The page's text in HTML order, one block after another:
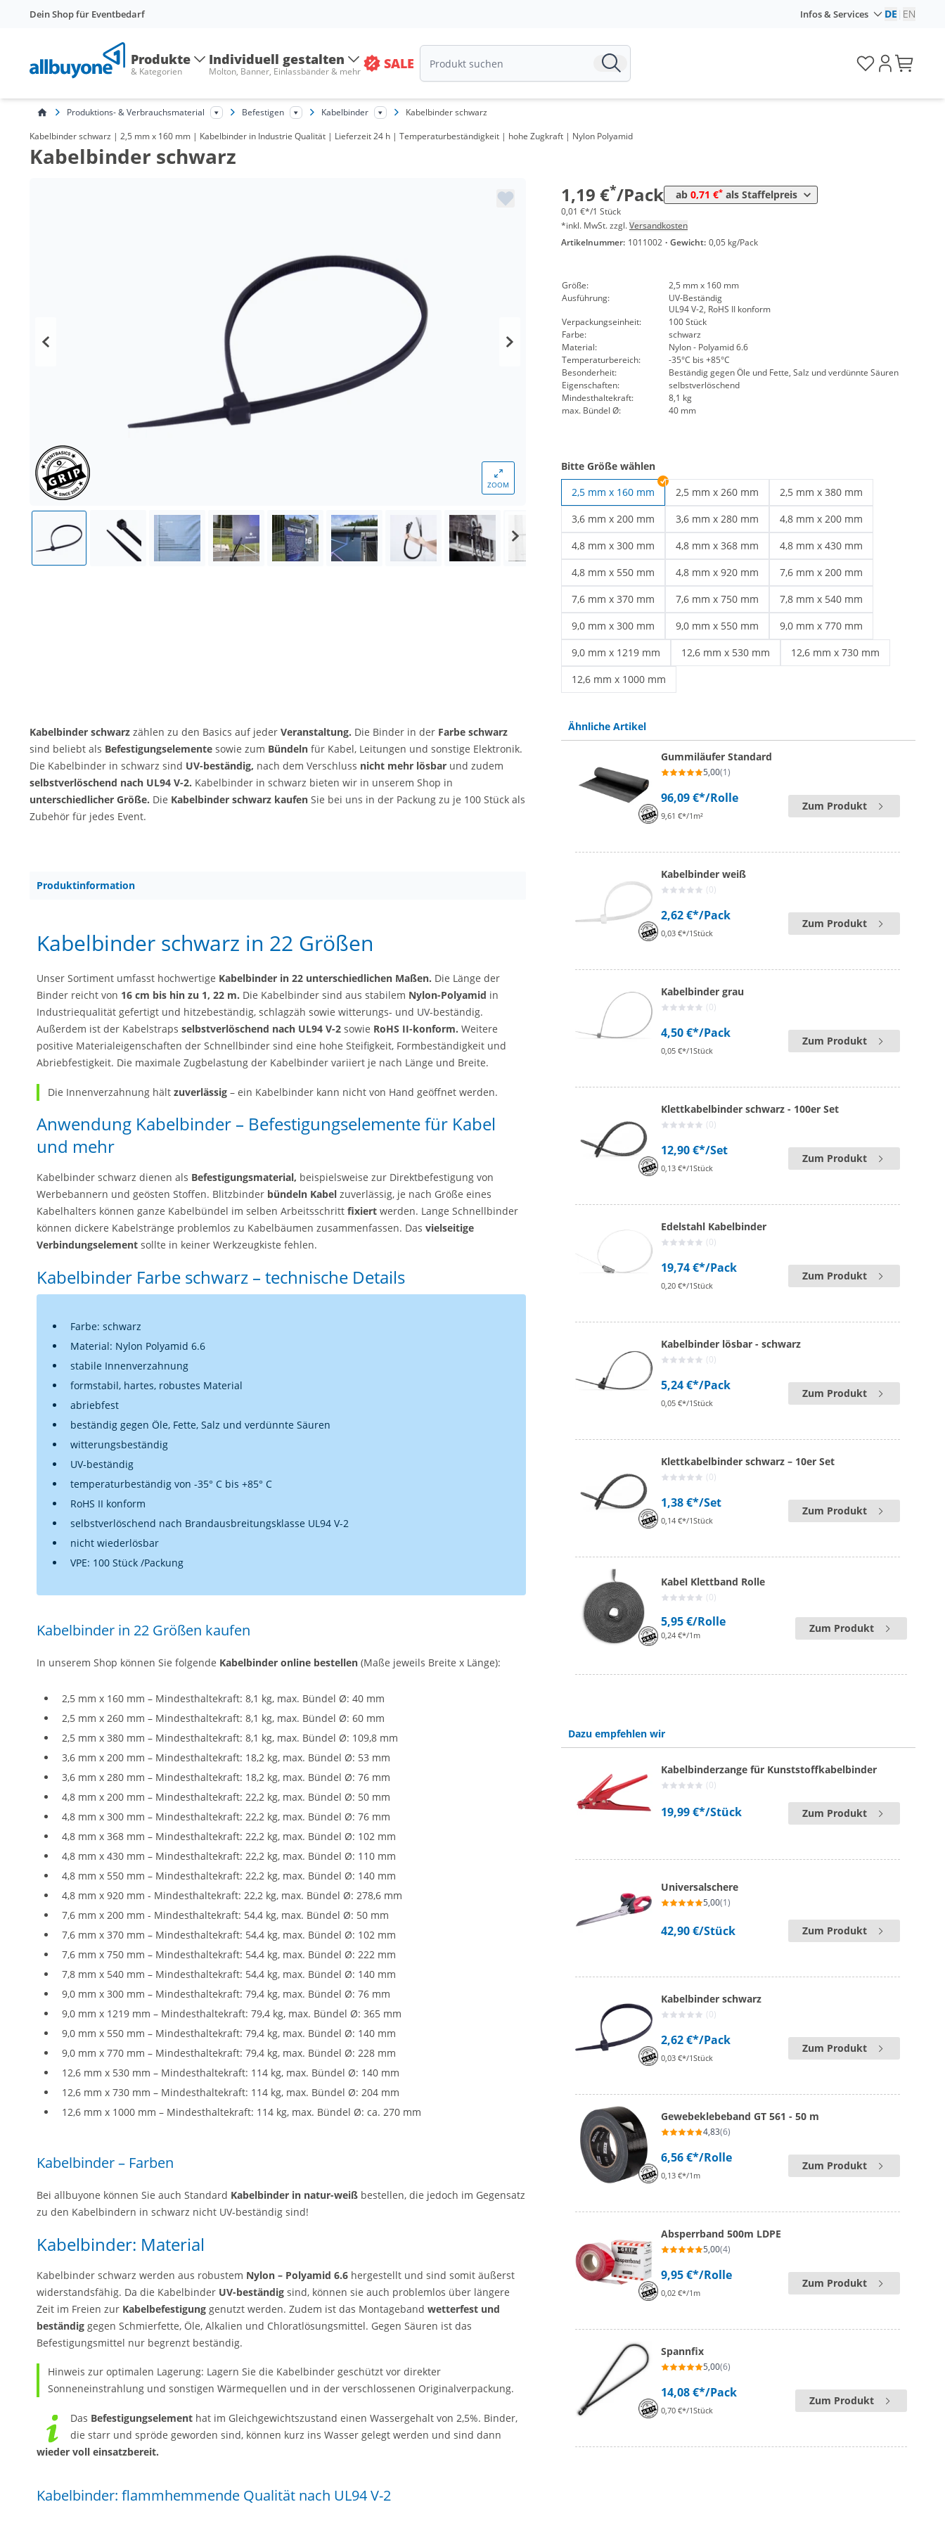
Dein Shop für Eventbedarf Infos & Services DE EN
Produkte
& Kategorien
Individuell gestalten
Molton, Banner, Einlassbänder & mehr SALE
Produktions- & Verbrauchsmaterial Befestigen Kabelbinder Kabelbinder schwarz
Kabelbinder schwarz | 2,5 mm x 160 mm | Kabelbinder in Industrie Qualität | Lieferzeit 24 h | Temperaturbeständigkeit | hohe Zugkraft | Nylon Polyamid
Kabelbinder schwarz
ZOOM
1,19 €*/Pack ab 0,71 €* als Staffelpreis
Menge
ab 10 Pack 1,07 €* 0,01 €*/1Stück
ab 200 Pack 0,71 € 0,01 €*/1Stück
0,01 €*/1 Stück
*inkl. MwSt. zzgl.Versandkosten
Artikelnummer: 1011002 · Gewicht: 0,05 kg/Pack
Größe:
2,5 mm x 160 mm
Ausführung:
UV-Beständig
UL94 V-2, RoHS II konform
Verpackungseinheit:
100 Stück
Farbe:
schwarz
Material:
Nylon - Polyamid 6.6
Temperaturbereich:
-35°C bis +85°C
Besonderheit:
Beständig gegen Öle und Fette, Salz und verdünnte Säuren
Eigenschaften:
selbstverlöschend
Mindesthaltekraft:
8,1 kg
max. Bündel Ø:
40 mm
Bitte Größe wählen
2,5 mm x 160 mm
2,5 mm x 260 mm
Kabelbinder schwarz | 2,5 mm x 260 mm
2,5 mm x 380 mm
Kabelbinder schwarz | 2,5 mm x
3,6 mm x 200 mm
Kabelbinder schwarz | 3,6 mm x 200 mm
3,6 mm x 280 mm
Kabelbinder schwarz | 3,6 mm x 280 mm
4,8 mm x 200 mm
Kabelbinder 4,8 | 4,8 mm x 200
4,8 mm x 300 mm
UV beständige Kabelbinder | 4,8 mm x 300 mm
4,8 mm x 368 mm
Wetterfeste Kabelbinder | 4,8 mm x 368 mm
4,8 mm x 430 mm
Kabelbinder schwarz | 4,8 mm x
4,8 mm x 550 mm
Kabelbinder schwarz | 4,8 mm x 550 mm
4,8 mm x 920 mm
Kabelbinder schwarz | 4,8 mm x 920 mm
7,6 mm x 200 mm
Kabelbinder schwarz | 7,6 mm x
7,6 mm x 370 mm
Schwarze Kabelbinder | 7,6 mm x 370 mm
7,6 mm x 750 mm
Kabelbinder schwarz | 7,6 mm x 750 mm
7,8 mm x 540 mm
Kabelbinder über 50 cm | 7,8 mm
9,0 mm x 300 mm
Kabelbinder schwarz | 9,0 mm x 300 mm
9,0 mm x 550 mm
Kabelbinder schwarz | 9,0 mm x 550 mm
9,0 mm x 770 mm
Kabelbinder schwarz | 9,0 mm x
9,0 mm x 1219 mm
Kabelbinder schwarz | 9,0 mm x 1219 mm
12,6 mm x 530 mm
12,6 mm x 730 mm
12,6 mm x 1000 mm
Kabelbinder schwarz zählen zu den Basics auf jeder Veranstaltung. Die Binder in der Farbe schwarz
sind beliebt als Befestigungselemente sowie zum Bündeln für Kabel, Leitungen und sonstige Elektronik.
Die Kabelbinder in schwarz sind UV-beständig, nach dem Verschluss nicht mehr lösbar und zudem
selbstverlöschend nach UL94 V-2. Kabelbinder in schwarz bieten wir in unserem Shop in
unterschiedlicher Größe. Die Kabelbinder schwarz kaufen Sie bei uns in der Packung zu je 100 Stück als
Zubehör für jedes Event.
Produktinformation
Kabelbinder schwarz in 22 Größen
Unser Sortiment umfasst hochwertige Kabelbinder in 22 unterschiedlichen Maßen. Die Länge der
Binder reicht von 16 cm bis hin zu 1, 22 m. Die Kabelbinder sind aus stabilem Nylon-Polyamid in
Industriequalität gefertigt und hitzebeständig, schlagzäh sowie witterungs- und UV-beständig.
Außerdem ist der Kabelstraps selbstverlöschend nach UL94 V-2 sowie RoHS II-konform. Weitere
positive Materialeigenschaften der Schnellbinder sind eine hohe Steifigkeit, Formbeständigkeit und
Abriebfestigkeit. Die maximale Zugbelastung der Kabelbinder variiert je nach Länge und Breite.
Die Innenverzahnung hält zuverlässig – ein Kabelbinder kann nicht von Hand geöffnet werden.
Anwendung Kabelbinder – Befestigungselemente für Kabel
und mehr
Kabelbinder schwarz dienen als Befestigungsmaterial, beispielsweise zur Direktbefestigung von
Werbebannern und geösten Stoffen. Blitzbinder bündeln Kabel zuverlässig, je nach Größe eines
Kabelhalters können ganze Kabelbündel im selben Arbeitsschritt fixiert werden. Lange Schnellbinder
können dickere Kabelstränge problemlos zu Kabelbäumen zusammenfassen. Das vielseitige
Verbindungselement sollte in keiner Werkzeugkiste fehlen.
Kabelbinder Farbe schwarz – technische Details
Farbe: schwarz
Material: Nylon Polyamid 6.6
stabile Innenverzahnung
formstabil, hartes, robustes Material
abriebfest
beständig gegen Öle, Fette, Salz und verdünnte Säuren
witterungsbeständig
UV-beständig
temperaturbeständig von -35° C bis +85° C
RoHS II konform
selbstverlöschend nach Brandausbreitungsklasse UL94 V-2
nicht wiederlösbar
VPE: 100 Stück /Packung
Kabelbinder in 22 Größen kaufen
In unserem Shop können Sie folgende Kabelbinder online bestellen (Maße jeweils Breite x Länge):
2,5 mm x 160 mm – Mindesthaltekraft: 8,1 kg, max. Bündel Ø: 40 mm
2,5 mm x 260 mm – Mindesthaltekraft: 8,1 kg, max. Bündel Ø: 60 mm
2,5 mm x 380 mm – Mindesthaltekraft: 8,1 kg, max. Bündel Ø: 109,8 mm
3,6 mm x 200 mm – Mindesthaltekraft: 18,2 kg, max. Bündel Ø: 53 mm
3,6 mm x 280 mm – Mindesthaltekraft: 18,2 kg, max. Bündel Ø: 76 mm
4,8 mm x 200 mm – Mindesthaltekraft: 22,2 kg, max. Bündel Ø: 50 mm
4,8 mm x 300 mm – Mindesthaltekraft: 22,2 kg, max. Bündel Ø: 76 mm
4,8 mm x 368 mm – Mindesthaltekraft: 22,2 kg, max. Bündel Ø: 102 mm
4,8 mm x 430 mm – Mindesthaltekraft: 22,2 kg, max. Bündel Ø: 110 mm
4,8 mm x 550 mm – Mindesthaltekraft: 22,2 kg, max. Bündel Ø: 140 mm
4,8 mm x 920 mm - Mindesthaltekraft: 22,2 kg, max. Bündel Ø: 278,6 mm
7,6 mm x 200 mm - Mindesthaltekraft: 54,4 kg, max. Bündel Ø: 50 mm
7,6 mm x 370 mm – Mindesthaltekraft: 54,4 kg, max. Bündel Ø: 102 mm
7,6 mm x 750 mm – Mindesthaltekraft: 54,4 kg, max. Bündel Ø: 222 mm
7,8 mm x 540 mm – Mindesthaltekraft: 54,4 kg, max. Bündel Ø: 140 mm
9,0 mm x 300 mm – Mindesthaltekraft: 79,4 kg, max. Bündel Ø: 76 mm
9,0 mm x 1219 mm – Mindesthaltekraft: 79,4 kg, max. Bündel Ø: 365 mm
9,0 mm x 550 mm – Mindesthaltekraft: 79,4 kg, max. Bündel Ø: 140 mm
9,0 mm x 770 mm – Mindesthaltekraft: 79,4 kg, max. Bündel Ø: 228 mm
12,6 mm x 530 mm – Mindesthaltekraft: 114 kg, max. Bündel Ø: 140 mm
12,6 mm x 730 mm – Mindesthaltekraft: 114 kg, max. Bündel Ø: 204 mm
12,6 mm x 1000 mm – Mindesthaltekraft: 114 kg, max. Bündel Ø: ca. 270 mm
Kabelbinder – Farben
Bei allbuyone können Sie auch Standard Kabelbinder in natur-weiß bestellen, die jedoch im Gegensatz
zu den Kabelbindern in schwarz nicht UV-beständig sind!
Kabelbinder: Material
Kabelbinder schwarz werden aus robustem Nylon – Polyamid 6.6 hergestellt und sind somit äußerst
widerstandsfähig. Da die Kabelbinder UV-beständig sind, können sie auch problemlos über längere
Zeit im Freien zur Kabelbefestigung genutzt werden. Zudem ist das Montageband wetterfest und
beständig gegen Schmierfette, Öle, Alkalien und Chloratlösungsmittel. Gegen Säuren ist das
Befestigungsmittel nur begrenzt beständig.
Hinweis zur optimalen Lagerung: Lagern Sie die Kabelbinder geschützt vor direkter
Sonneneinstrahlung und sonstigen Wärmequellen und in der verschlossenen Originalverpackung.
Das Befestigungselement hat im Gleichgewichtszustand einen Wassergehalt von 2,5%. Binder,
die starr und spröde geworden sind, können kurz ins Wasser gelegt werden und sind dann
wieder voll einsatzbereit.
Kabelbinder: flammhemmende Qualität nach UL94 V-2
Ähnliche Artikel
Gummiläufer Standard
5,00(1)
96,09 €*/Rolle
9,61 €*/1m²
Zum Produkt
Kabelbinder weiß
(0)
2,62 €*/Pack
0,03 €*/1Stück
Zum Produkt
Kabelbinder grau
(0)
4,50 €*/Pack
0,05 €*/1Stück
Zum Produkt
Klettkabelbinder schwarz - 100er Set
(0)
12,90 €*/Set
0,13 €*/1Stück
Zum Produkt
Edelstahl Kabelbinder
(0)
19,74 €*/Pack
0,20 €*/1Stück
Zum Produkt
Kabelbinder lösbar - schwarz
(0)
5,24 €*/Pack
0,05 €*/1Stück
Zum Produkt
Klettkabelbinder schwarz – 10er Set
(0)
1,38 €*/Set
0,14 €*/1Stück
Zum Produkt
Kabel Klettband Rolle
(0)
5,95 €/Rolle
0,24 €*/1m
Zum Produkt
Dazu empfehlen wir
Kabelbinderzange für Kunststoffkabelbinder
(0)
19,99 €*/Stück Zum Produkt
Universalschere
5,00(1)
42,90 €/Stück Zum Produkt
Kabelbinder schwarz
(0)
2,62 €*/Pack
0,03 €*/1Stück
Zum Produkt
Gewebeklebeband GT 561 - 50 m
4,83(6)
6,56 €*/Rolle
0,13 €*/1m
Zum Produkt
Absperrband 500m LDPE
5,00(4)
9,95 €*/Rolle
0,02 €*/1m
Zum Produkt
Spannfix
5,00(6)
14,08 €*/Pack
0,70 €*/1Stück
Zum Produkt